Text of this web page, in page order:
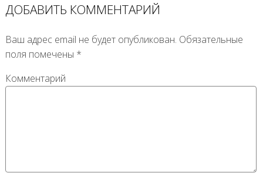
ДОБАВИТЬ КОММЕНТАРИЙ
Ваш адрес email не будет опубликован. Обязательные
поля помечены *
Комментарий